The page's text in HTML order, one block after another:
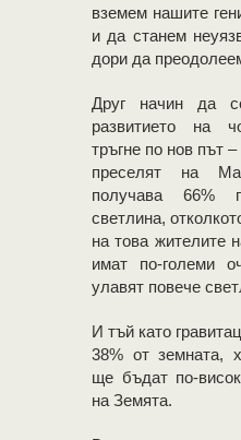
вземем нашите
и да станем
дори да
Друг начин да
развитието на
тръгне по нов път
преселят на
получава 66%
светлина,
на това жителите
имат по-големи
улавят повече
И тъй като
38% от земната,
ще бъдат по-
на Земята.